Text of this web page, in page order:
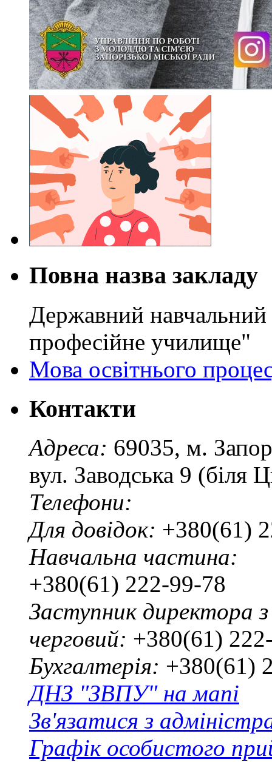
Повна назва закладу
Державний навчальний
професійне училище"
Мова освітнього
Контакти
Адреса: 69035, м.
вул. Заводська 9 (біля
Телефони:
Для довідок: +380(61)
Навчальна частина:
+380(61) 222-99-78
Заступник директора
черговий: +380(61)
Бухгалтерія: +380(61)
ДНЗ "ЗВПУ" на мапі
Зв'язатися з
Графік особистого